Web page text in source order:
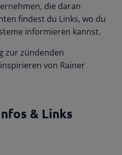
die daran
findest du Links, wo du
informieren kannst.
zur zündenden
von Rainer
& Links